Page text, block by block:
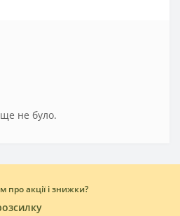
ще не було.
про акції і знижки?